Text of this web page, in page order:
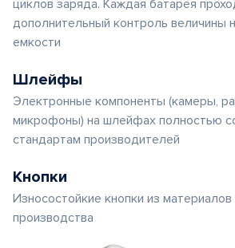
циклов заряда. Каждая батарея
дополнительный контроль величины
емкости
Шлейфы
Электронные компоненты (камеры,
микрофоны) на шлейфах полностью
стандартам производителей
Кнопки
Износостойкие кнопки из материалов
производства